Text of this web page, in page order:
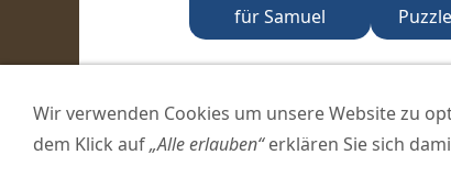
für Samuel
Wir verwenden Cookies um unsere Website zu
dem Klick auf„Alle erlauben“erklären Sie sich